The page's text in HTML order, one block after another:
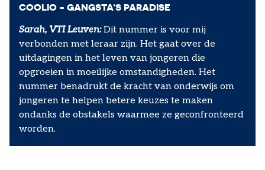
COOLIO - GANGSTA’S PARADISE
Sarah, VTI Leuven:Dit nummer is voor mij
verbonden met leraar zijn. Het gaat over de
uitdagingen in het leven van jongeren die
opgroeien in moeilijke omstandigheden. Het
nummer benadrukt de kracht van onderwijs om
jongeren te helpen betere keuzes te maken
ondanks de obstakels waarmee ze geconfronteerd
worden.